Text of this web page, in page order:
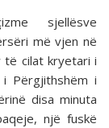
sjellësve
më vjen në
të cilat kryetari i
Përgjithshëm i
disa minuta
një fuskë